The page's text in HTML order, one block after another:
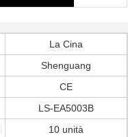
La Cina
Shenguang
CE
LS-EA5003B
10 unità